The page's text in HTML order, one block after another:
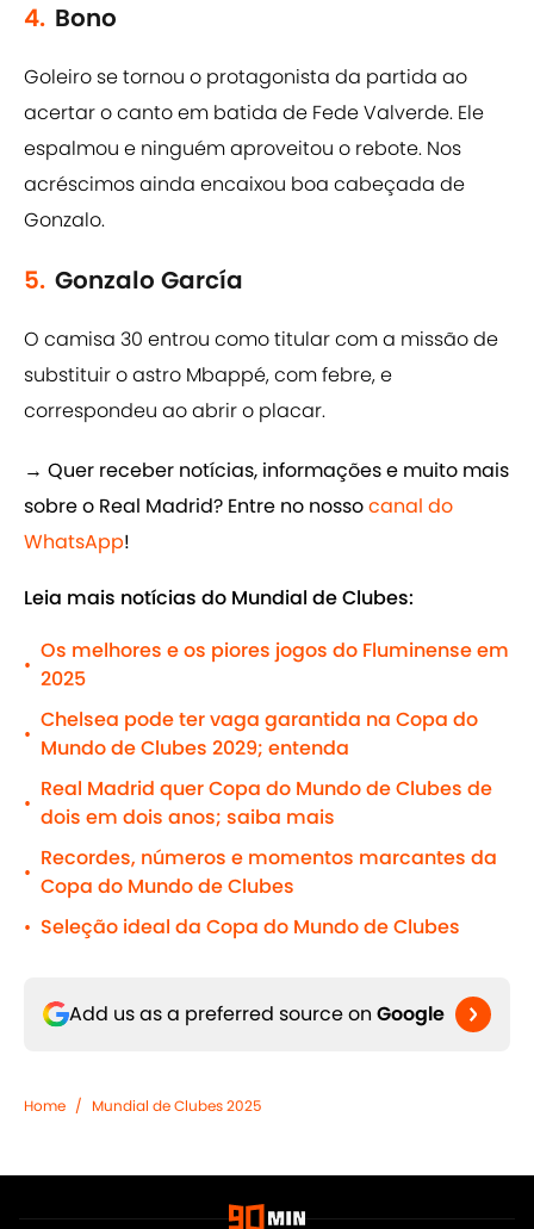
4. Bono
Goleiro se tornou o protagonista da partida ao
acertar o canto em batida de Fede Valverde. Ele
espalmou e ninguém aproveitou o rebote. Nos
acréscimos ainda encaixou boa cabeçada de
Gonzalo.
5. Gonzalo García
O camisa 30 entrou como titular com a missão de
substituir o astro Mbappé, com febre, e
correspondeu ao abrir o placar.
→ Quer receber notícias, informações e muito mais
sobre o Real Madrid? Entre no nossocanal do
WhatsApp!
Leia mais notícias do Mundial de Clubes:
•
Os melhores e os piores jogos do Fluminense em
2025
•
Chelsea pode ter vaga garantida na Copa do
Mundo de Clubes 2029; entenda
•
Real Madrid quer Copa do Mundo de Clubes de
dois em dois anos; saiba mais
•
Recordes, números e momentos marcantes da
Copa do Mundo de Clubes
• Seleção ideal da Copa do Mundo de Clubes
Add us as a preferred source on Google
Home / Mundial de Clubes 2025